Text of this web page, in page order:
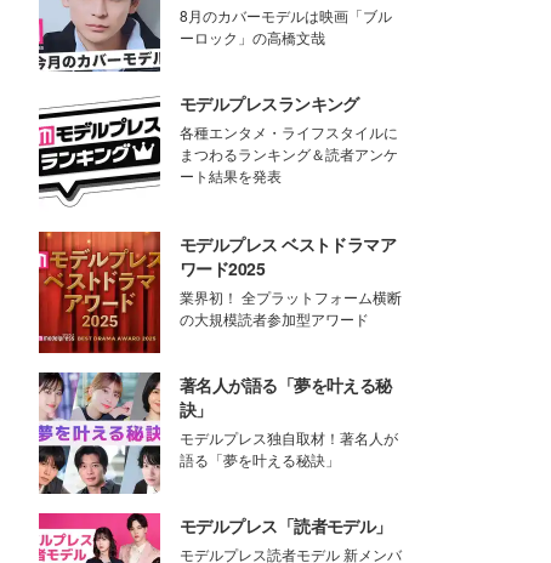
8月のカバーモデルは映画「ブル
ーロック」の高橋文哉
モデルプレスランキング
各種エンタメ・ライフスタイルに
まつわるランキング＆読者アンケ
ート結果を発表
モデルプレス ベストドラマア
ワード2025
業界初！ 全プラットフォーム横断
の大規模読者参加型アワード
著名人が語る「夢を叶える秘
訣」
モデルプレス独自取材！著名人が
語る「夢を叶える秘訣」
モデルプレス「読者モデル」
モデルプレス読者モデル 新メンバ